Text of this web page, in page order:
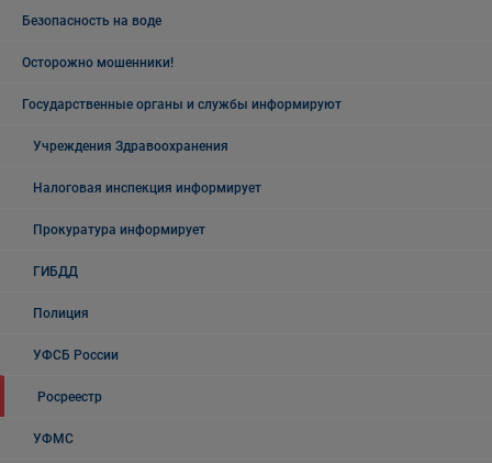
Безопасность на воде
Осторожно мошенники!
Государственные органы и службы информируют
Учреждения Здравоохранения
Налоговая инспекция информирует
Прокуратура информирует
ГИБДД
Полиция
УФСБ России
Росреестр
УФМС